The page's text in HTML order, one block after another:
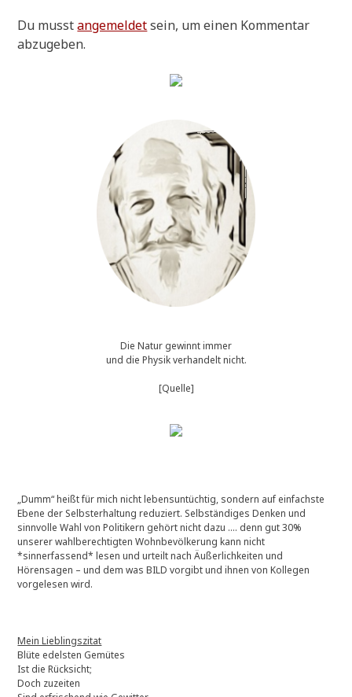
Du musstangemeldetsein, um einen Kommentar
abzugeben.
Die Natur gewinnt immer
und die Physik verhandelt nicht.
[Quelle]
„Dumm“ heißt für mich nicht lebensuntüchtig, sondern auf einfachste
Ebene der Selbsterhaltung reduziert. Selbständiges Denken und
sinnvolle Wahl von Politikern gehört nicht dazu …. denn gut 30%
unserer wahlberechtigten Wohnbevölkerung kann nicht
*sinnerfassend* lesen und urteilt nach Äußerlichkeiten und
Hörensagen – und dem was BILD vorgibt und ihnen von Kollegen
vorgelesen wird.
Mein Lieblingszitat
Blüte edelsten Gemütes
Ist die Rücksicht;
Doch zuzeiten